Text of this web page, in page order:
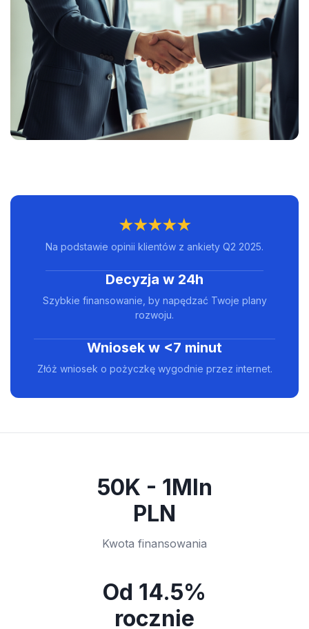
★★★★★
Na podstawie opinii klientów z ankiety Q2 2025.
Decyzja w 24h
Szybkie finansowanie, by napędzać Twoje plany
rozwoju.
Wniosek w <7 minut
Złóż wniosek o pożyczkę wygodnie przez internet.
50K - 1Mln
PLN
Kwota finansowania
Od 14.5%
rocznie